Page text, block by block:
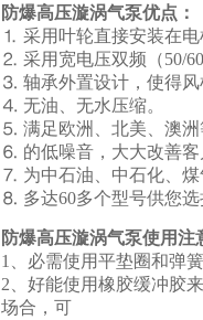
防爆高压漩涡气泵优点：
⒈ 采用叶轮直接安装在
⒉ 采用宽电压双频（50/
⒊ 轴承外置设计，使得
⒋ 无油、无水压缩。
⒌ 满足欧洲、北美、澳
⒍ 的低噪音，大大改善
⒎ 为中石油、中石化、
⒏ 多达60多个型号供您
防爆高压漩涡气泵使用注
1、必需使用平垫圈和弹
2、好能使用橡胶缓冲胶
场合，可